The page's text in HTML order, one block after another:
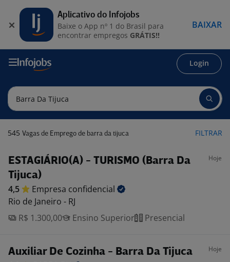
Login
545 Vagas de Emprego de barra da tijuca FILTRAR
ESTAGIÁRIO(A) - TURISMO (Barra Da
Tijuca)
Hoje
4,5 Empresa confidencial
Rio de Janeiro - RJ
R$ 1.300,00
Ensino Superior Presencial
Auxiliar De Cozinha - Barra Da Tijuca Hoje
Aplicativo do Infojobs
Baixe o App nº 1 do Brasil para
encontrar empregos GRÁTIS!!
BAIXAR